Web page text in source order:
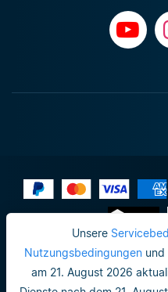
Unsere
Nutzungsbedingungen und
am 21. August 2026